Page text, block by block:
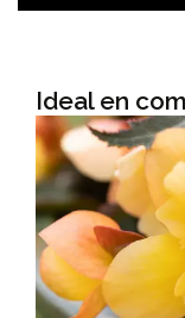
Ideal en